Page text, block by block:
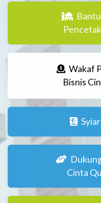
Wakaf
Bisnis
Cinta